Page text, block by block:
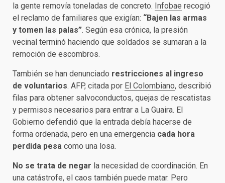
la gente removía toneladas de concreto. Infobae recogió
el reclamo de familiares que exigían: “Bajen las armas
y tomen las palas”. Según esa crónica, la presión
vecinal terminó haciendo que soldados se sumaran a la
remoción de escombros.
También se han denunciado restricciones al ingreso
de voluntarios. AFP, citada por El Colombiano, describió
filas para obtener salvoconductos, quejas de rescatistas
y permisos necesarios para entrar a La Guaira. El
Gobierno defendió que la entrada debía hacerse de
forma ordenada, pero en una emergencia cada hora
perdida pesa como una losa.
No se trata de negar la necesidad de coordinación. En
una catástrofe, el caos también puede matar. Pero